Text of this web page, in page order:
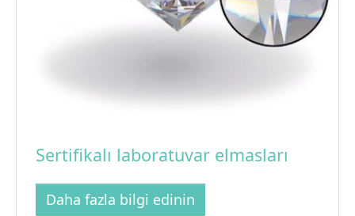
Sertifikalı laboratuvar elmasları
Daha fazla bilgi edinin